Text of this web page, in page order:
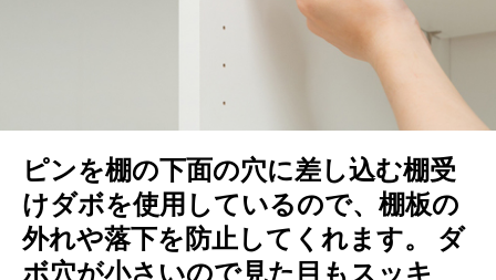
ピンを棚の下面の穴に差し込む棚受
けダボを使用しているので、棚板の
外れや落下を防止してくれます。 ダ
ボ穴が小さいので見た目もスッキ